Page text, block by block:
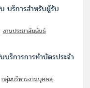
บริการสำหรับผู้รับ
งานประชาสัมพันธ์
บริการการทำบัตรประจำ
กลุ่มบริหารงานบุคคล